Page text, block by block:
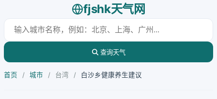
fjshk天气网
查询天气
首页 / 城市 / 台湾 / 白沙乡健康养生建议